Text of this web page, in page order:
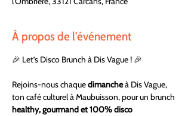
À propos de l'événement
🎉 Let’s Disco Brunch à Dis Vague ! 🎉
Rejoins-nous chaque dimanche à Dis Vague,
ton café culturel à Maubuisson, pour un brunch
healthy, gourmand et 100% disco